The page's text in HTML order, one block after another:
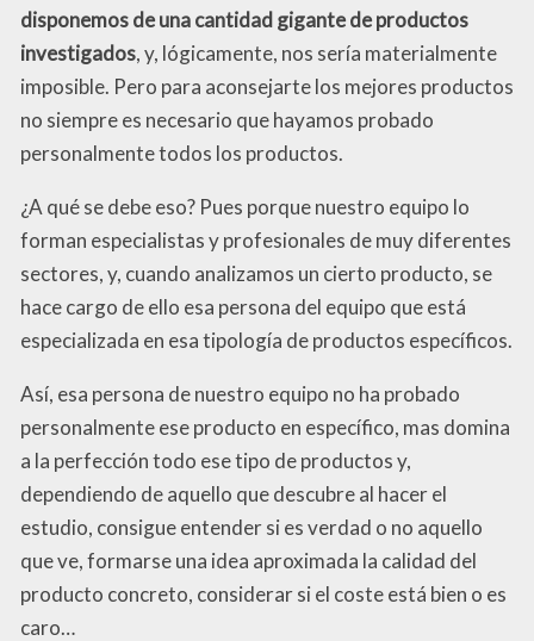
disponemos de una cantidad gigante de productos
investigados, y, lógicamente, nos sería materialmente
imposible. Pero para aconsejarte los mejores productos
no siempre es necesario que hayamos probado
personalmente todos los productos.
¿A qué se debe eso? Pues porque nuestro equipo lo
forman especialistas y profesionales de muy diferentes
sectores, y, cuando analizamos un cierto producto, se
hace cargo de ello esa persona del equipo que está
especializada en esa tipología de productos específicos.
Así, esa persona de nuestro equipo no ha probado
personalmente ese producto en específico, mas domina
a la perfección todo ese tipo de productos y,
dependiendo de aquello que descubre al hacer el
estudio, consigue entender si es verdad o no aquello
que ve, formarse una idea aproximada la calidad del
producto concreto, considerar si el coste está bien o es
caro…